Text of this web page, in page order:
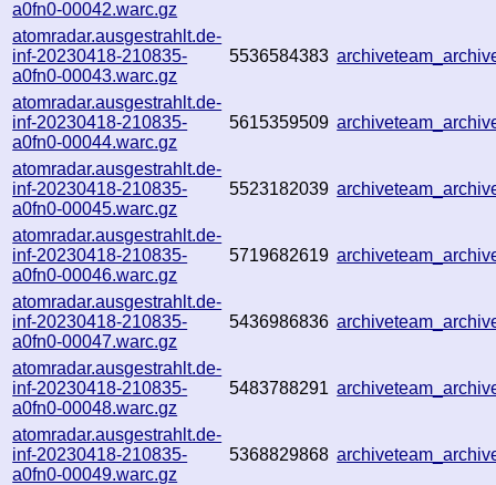
a0fn0-00042.warc.gz
atomradar.ausgestrahlt.de-
inf-20230418-210835-
a0fn0-00043.warc.gz
5536584383
atomradar.ausgestrahlt.de-
inf-20230418-210835-
a0fn0-00044.warc.gz
5615359509
atomradar.ausgestrahlt.de-
inf-20230418-210835-
a0fn0-00045.warc.gz
5523182039
atomradar.ausgestrahlt.de-
inf-20230418-210835-
a0fn0-00046.warc.gz
5719682619
atomradar.ausgestrahlt.de-
inf-20230418-210835-
a0fn0-00047.warc.gz
5436986836
atomradar.ausgestrahlt.de-
inf-20230418-210835-
a0fn0-00048.warc.gz
5483788291
atomradar.ausgestrahlt.de-
inf-20230418-210835-
a0fn0-00049.warc.gz
5368829868